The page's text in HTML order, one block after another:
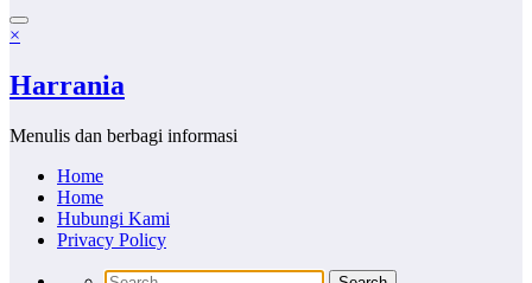
×
Harrania
Menulis dan berbagi informasi
Home
Home
Hubungi Kami
Privacy Policy